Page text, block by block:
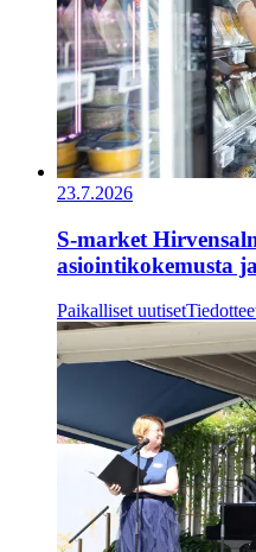
23.7.2026
S-market
asiointikokemusta
Paikalliset uutiset